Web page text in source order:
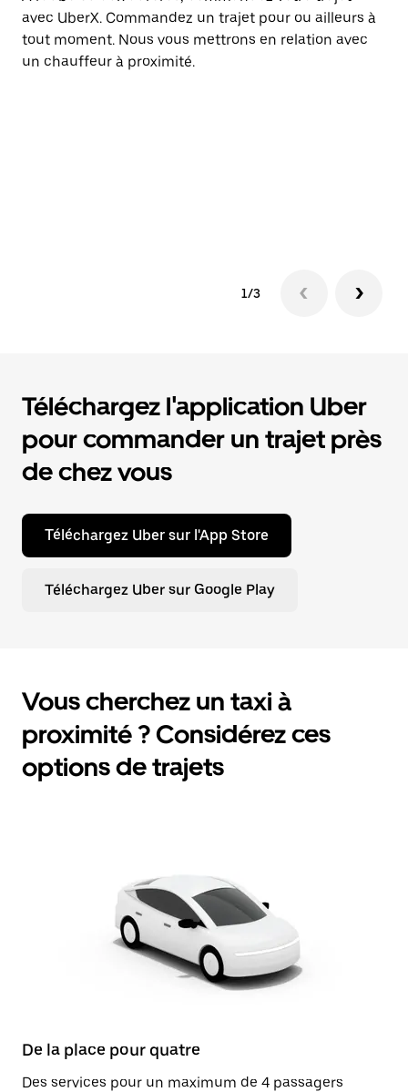
avec UberX. Commandez un trajet pour ou ailleurs à
tout moment. Nous vous mettrons en relation avec
un chauffeur à proximité.
1/3
Téléchargez l'application Uber
pour commander un trajet près
de chez vous
Téléchargez Uber sur l'App Store
Téléchargez Uber sur Google Play
Vous cherchez un taxi à
proximité ? Considérez ces
options de trajets
De la place pour quatre
Des services pour un maximum de 4 passagers